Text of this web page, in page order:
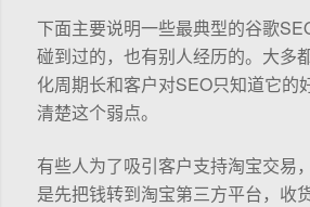
下面主要说明一些最典型的谷歌
碰到过的，也有别人经历的。大多
化周期长和客户对SEO只知道它的
清楚这个弱点。
有些人为了吸引客户支持淘宝交易
是先把钱转到淘宝第三方平台，收